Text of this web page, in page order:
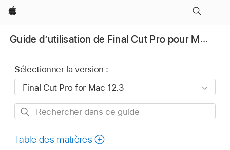
Apple
Guide d’utilisation de Final Cut Pro pour Mac
Sélectionner la version :
Rechercher
ce
Table des matières